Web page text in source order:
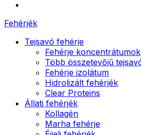
Fehérjék
Tejsavó fehérje
Fehérje koncentrátumok
Több összetevőjű
Fehérje izolátum
Hidrolizált fehérjék
Clear Proteins
Állati fehérjék
Kollagén
Marha fehérje